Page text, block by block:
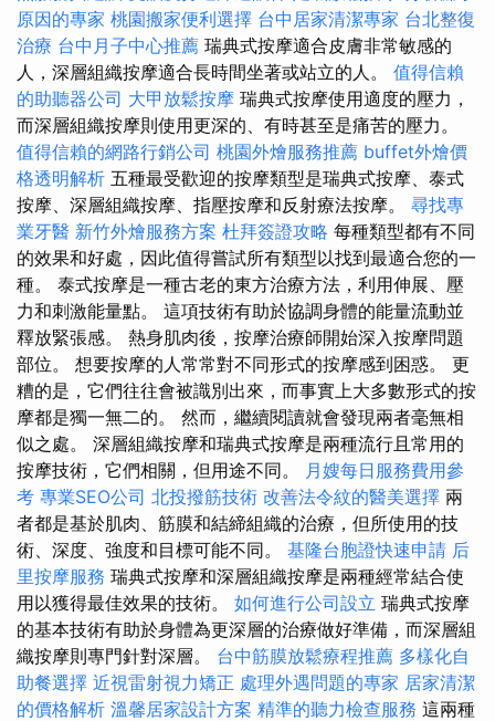
原因的專家 桃園搬家便利選擇 台中居家清潔專家 台北整復
治療 台中月子中心推薦 瑞典式按摩適合皮膚非常敏感的
人，深層組織按摩適合長時間坐著或站立的人。 值得信賴
的助聽器公司 大甲放鬆按摩 瑞典式按摩使用適度的壓力，
而深層組織按摩則使用更深的、有時甚至是痛苦的壓力。
值得信賴的網路行銷公司 桃園外燴服務推薦 buffet外燴價
格透明解析 五種最受歡迎的按摩類型是瑞典式按摩、泰式
按摩、深層組織按摩、指壓按摩和反射療法按摩。 尋找專
業牙醫 新竹外燴服務方案 杜拜簽證攻略 每種類型都有不同
的效果和好處，因此值得嘗試所有類型以找到最適合您的一
種。 泰式按摩是一種古老的東方治療方法，利用伸展、壓
力和刺激能量點。 這項技術有助於協調身體的能量流動並
釋放緊張感。 熱身肌肉後，按摩治療師開始深入按摩問題
部位。 想要按摩的人常常對不同形式的按摩感到困惑。 更
糟的是，它們往往會被識別出來，而事實上大多數形式的按
摩都是獨一無二的。 然而，繼續閱讀就會發現兩者毫無相
似之處。 深層組織按摩和瑞典式按摩是兩種流行且常用的
按摩技術，它們相關，但用途不同。 月嫂每日服務費用參
考 專業SEO公司 北投撥筋技術 改善法令紋的醫美選擇 兩
者都是基於肌肉、筋膜和結締組織的治療，但所使用的技
術、深度、強度和目標可能不同。 基隆台胞證快速申請 后
里按摩服務 瑞典式按摩和深層組織按摩是兩種經常結合使
用以獲得最佳效果的技術。 如何進行公司設立 瑞典式按摩
的基本技術有助於身體為更深層的治療做好準備，而深層組
織按摩則專門針對深層。 台中筋膜放鬆療程推薦 多樣化自
助餐選擇 近視雷射視力矯正 處理外遇問題的專家 居家清潔
的價格解析 溫馨居家設計方案 精準的聽力檢查服務 這兩種